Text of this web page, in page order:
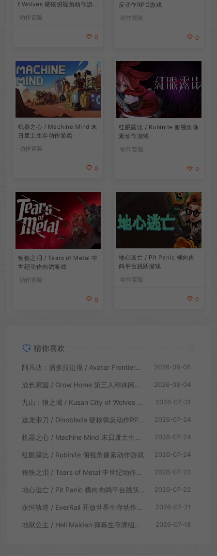
f Wolves 硬核俯视角动作游
动作冒险
0
反动作RPG游戏
动作冒险
0
机器之心 / Machine Mind 末
日废土生存动作游戏
动作冒险
0
红眼露比 / Rubinite 俯视角像
素动作游戏
动作冒险
0
钢铁之泪 / Tears of Metal 中
世纪动作肉鸽游戏
动作冒险
0
地心逃亡 / Pit Panic 横向肉
鸽平台跳跃游戏
动作冒险
0
猜你喜欢
阿凡达：潘多拉边境 / Avatar Frontiers of Pandora 开放世界冒险游戏 2026-08-05
成长家园 / Grow Home 第三人称休闲动作游戏 2026-08-04
九山：狼之城 / Kusan City of Wolves 硬核俯视角动作游戏 2026-07-31
这龙带刀 / Dinoblade 硬核弹反动作RPG游戏 2026-07-24
机器之心 / Machine Mind 末日废土生存动作游戏 2026-07-24
红眼露比 / Rubinite 俯视角像素动作游戏 2026-07-24
钢铁之泪 / Tears of Metal 中世纪动作肉鸽游戏 2026-07-23
地心逃亡 / Pit Panic 横向肉鸽平台跳跃游戏 2026-07-22
永恒轨道 / EverRail 开放世界生存动作游戏 2026-07-21
地狱公主 / Hell Maiden 弹幕生存牌组动作游戏 2026-07-18